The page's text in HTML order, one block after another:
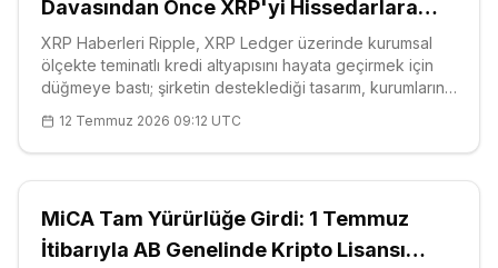
Davasından Önce XRP'yi Hissedarlara
Dağıtmayı Düşündü
XRP Haberleri Ripple, XRP Ledger üzerinde kurumsal
ölçekte teminatlı kredi altyapısını hayata geçirmek için
düğmeye bastı; şirketin desteklediği tasarım, kurumların
üstünde borçlanmasına imkân tanıyacak. Modelde kredi
risk değerlendirm
12 Temmuz 2026 09:12 UTC
MiCA Tam Yürürlüğe Girdi: 1 Temmuz
İtibarıyla AB Genelinde Kripto Lisansı